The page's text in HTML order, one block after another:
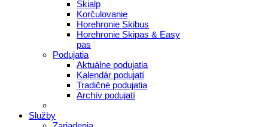
Skialp
Korčulovanie
Horehronie Skibus
Horehronie Skipas & Easy
pas
Podujatia
Aktuálne podujatia
Kalendár podujatí
Tradičné podujatia
Archív podujatí
Služby